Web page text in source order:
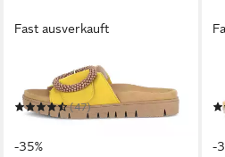
Fast ausverkauft
Pantolette
(47)
ab 64,65 €
-35% -